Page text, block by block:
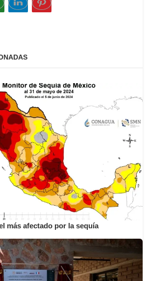
más afectado por la sequía